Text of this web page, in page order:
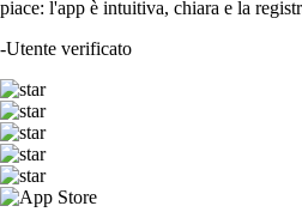
piace: l'app è intuitiva, chiara e la
-Utente verificato